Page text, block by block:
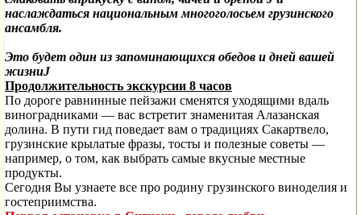
наслаждаться национальным многоголосьем грузинского
ансамбля.
Это будет один из запоминающихся обедов и дней вашей
жизниJ
Продолжительность экскурсии 8 часов
По дороге равнинные пейзажи сменятся уходящими вдаль
виноградниками — вас встретит знаменитая Алазанская
долина. В пути гид поведает вам о традициях Сакартвело,
грузинские крылатые фразы, тосты и полезные советы —
например, о том, как выбрать самые вкусные местные
продукты.
Сегодня Вы узнаете все про родину грузинского виноделия и
гостеприимства.